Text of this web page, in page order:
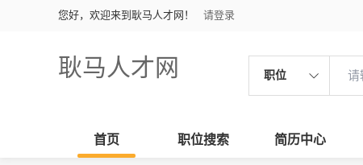
您好，欢迎来到耿马人才网！ 请登录
耿马人才网 职位
首页 职位搜索 简历中心